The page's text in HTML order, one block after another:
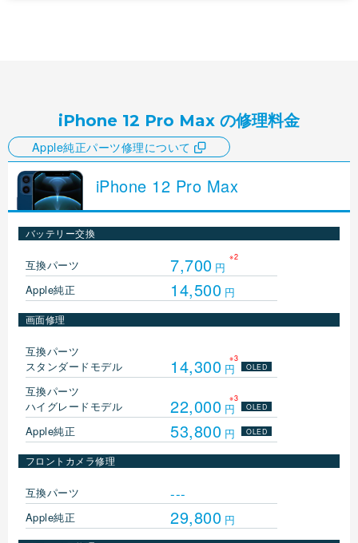
iPhone 12 Pro Max の修理料金
Apple純正パーツ修理について
iPhone 12 Pro Max
バッテリー交換
互換パーツ 7,700 円
※2
Apple純正 14,500 円
画面修理
互換パーツ
スタンダードモデル
14,300 円
※3
OLED
互換パーツ
ハイグレードモデル
22,000 円
※3
OLED
Apple純正 53,800 円 OLED
フロントカメラ修理
互換パーツ ---
Apple純正 29,800 円